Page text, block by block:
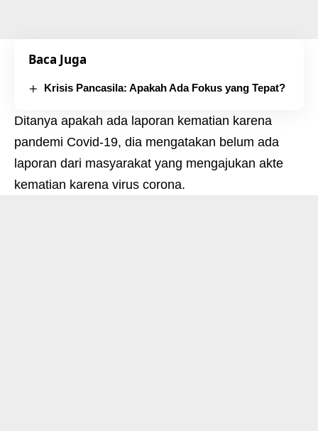
Baca Juga
Krisis Pancasila: Apakah Ada Fokus yang Tepat?
Ditanya apakah ada laporan kematian karena
pandemi Covid-19, dia mengatakan belum ada
laporan dari masyarakat yang mengajukan akte
kematian karena virus corona.